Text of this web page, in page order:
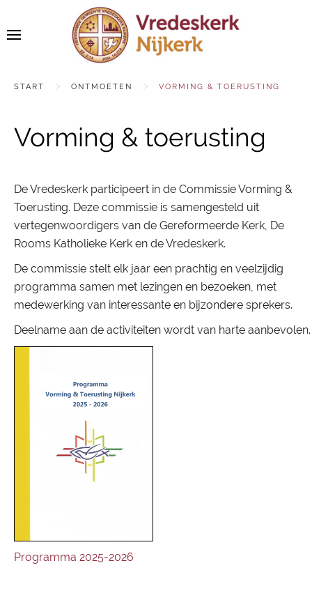
START ONTMOETEN VORMING & TOERUSTING
Vorming & toerusting
De Vredeskerk participeert in de Commissie Vorming &
Toerusting. Deze commissie is samengesteld uit
vertegenwoordigers van de Gereformeerde Kerk, De
Rooms Katholieke Kerk en de Vredeskerk.
De commissie stelt elk jaar een prachtig en veelzijdig
programma samen met lezingen en bezoeken, met
medewerking van interessante en bijzondere sprekers.
Deelname aan de activiteiten wordt van harte aanbevolen.
Programma 2025-2026